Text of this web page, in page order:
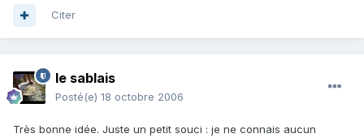
Citer
le sablais
Posté(e) 18 octobre 2006
Très bonne idée. Juste un petit souci : je ne connais aucun